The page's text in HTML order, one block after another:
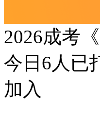
2026成考
今日 6人已
加入